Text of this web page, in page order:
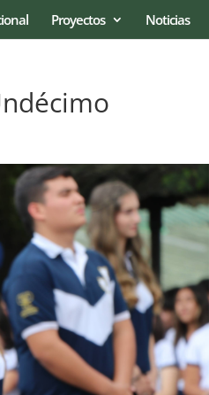
Proyectos Noticias